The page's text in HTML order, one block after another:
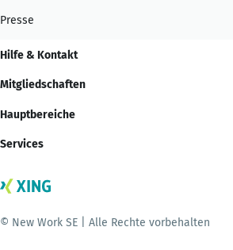
Presse
Hilfe & Kontakt
Mitgliedschaften
Hauptbereiche
Services
© New Work SE | Alle Rechte vorbehalten